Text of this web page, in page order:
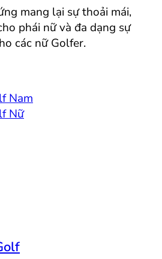
mang lại sự thoải mái,
phái nữ và đa dạng sự
các nữ Golfer.
Nam
Nữ